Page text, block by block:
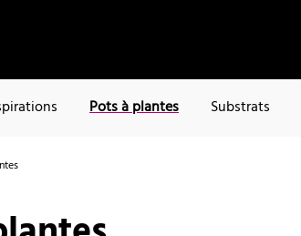
Pots à plantes Substrats